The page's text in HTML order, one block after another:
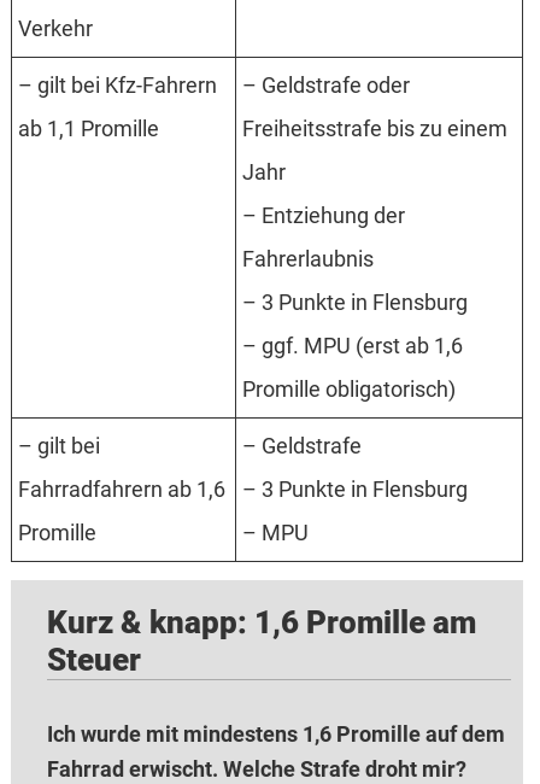
Verkehr
– gilt bei Kfz-Fahrern
ab 1,1 Promille
– Geldstrafe oder
Freiheitsstrafe bis zu einem
Jahr
– Entziehung der
Fahrerlaubnis
– 3 Punkte in Flensburg
– ggf. MPU (erst ab 1,6
Promille obligatorisch)
– gilt bei
Fahrradfahrern ab 1,6
Promille
– Geldstrafe
– 3 Punkte in Flensburg
– MPU
Kurz & knapp: 1,6 Promille am
Steuer
Ich wurde mit mindestens 1,6 Promille auf dem
Fahrrad erwischt. Welche Strafe droht mir?